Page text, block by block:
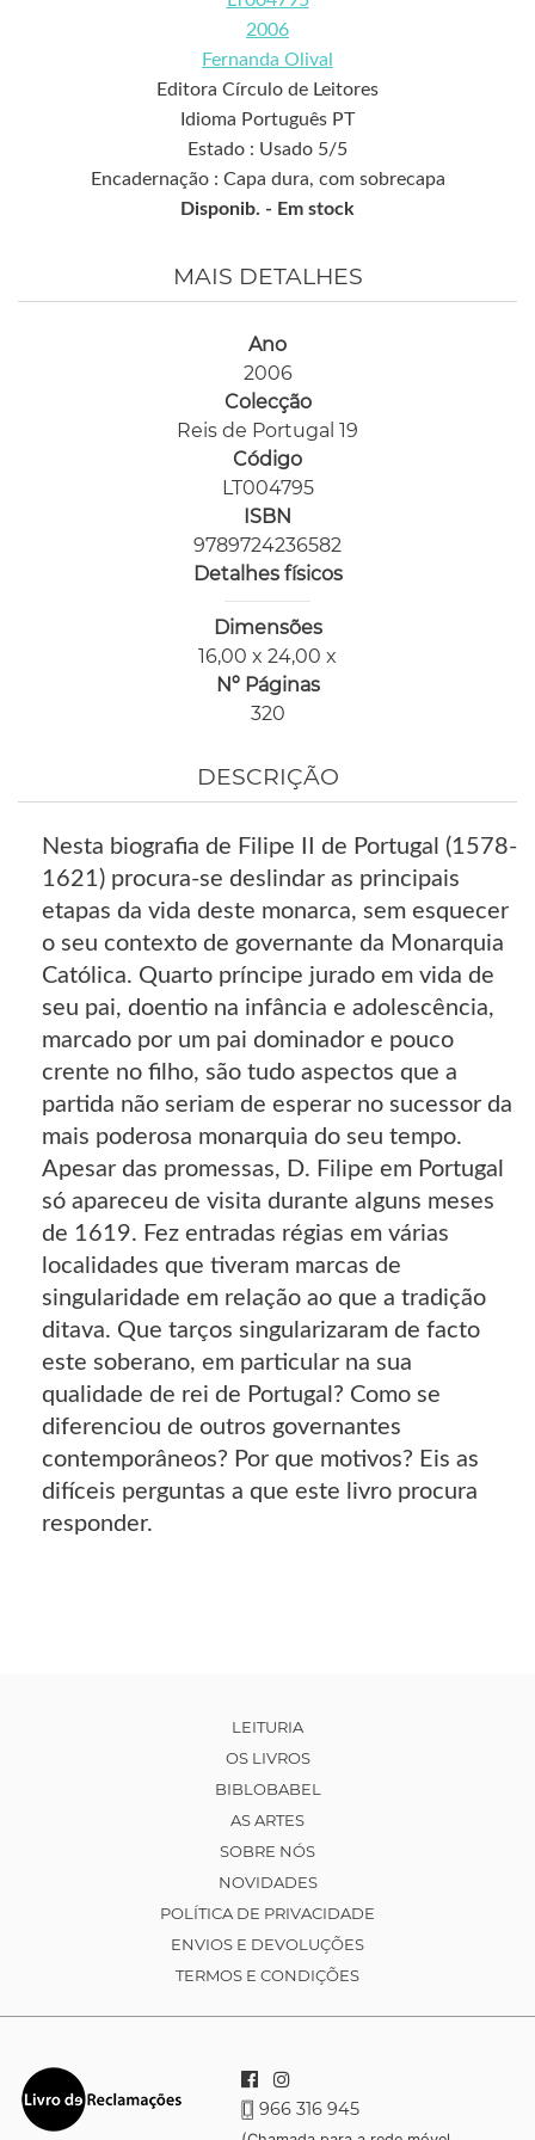
2006
Fernanda Olival
Editora Círculo de Leitores
Idioma Português PT
Estado : Usado 5/5
Encadernação : Capa dura, com sobrecapa
Disponib. - Em stock
MAIS DETALHES
Ano
2006
Colecção
Reis de Portugal 19
Código
LT004795
ISBN
9789724236582
Detalhes físicos
Dimensões
16,00 x 24,00 x
Nº Páginas
320
DESCRIÇÃO
Nesta biografia de Filipe II de Portugal (1578-
1621) procura-se deslindar as principais
etapas da vida deste monarca, sem esquecer
o seu contexto de governante da Monarquia
Católica. Quarto príncipe jurado em vida de
seu pai, doentio na infância e adolescência,
marcado por um pai dominador e pouco
crente no filho, são tudo aspectos que a
partida não seriam de esperar no sucessor da
mais poderosa monarquia do seu tempo.
Apesar das promessas, D. Filipe em Portugal
só apareceu de visita durante alguns meses
de 1619. Fez entradas régias em várias
localidades que tiveram marcas de
singularidade em relação ao que a tradição
ditava. Que tarços singularizaram de facto
este soberano, em particular na sua
qualidade de rei de Portugal? Como se
diferenciou de outros governantes
contemporâneos? Por que motivos? Eis as
difíceis perguntas a que este livro procura
responder.
LEITURIA
OS LIVROS
BIBLOBABEL
AS ARTES
SOBRE NÓS
NOVIDADES
POLÍTICA DE PRIVACIDADE
ENVIOS E DEVOLUÇÕES
TERMOS E CONDIÇÕES
966 316 945